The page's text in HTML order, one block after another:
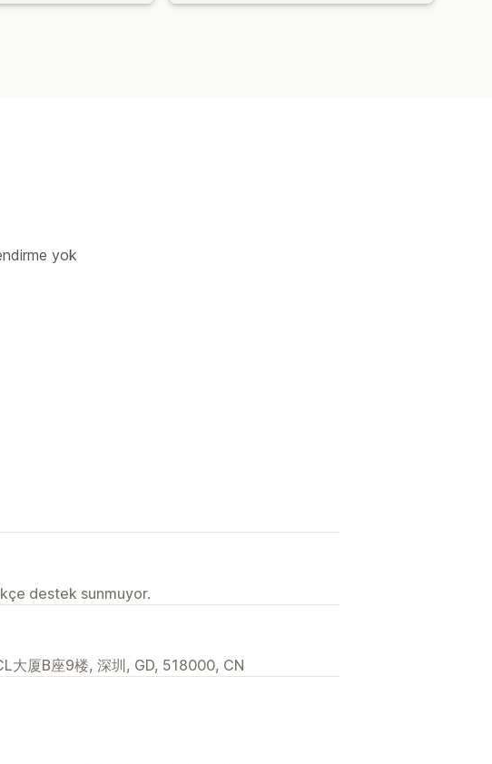
yok
destek sunmuyor.
大厦B座9楼, 深圳, GD, 518000, CN